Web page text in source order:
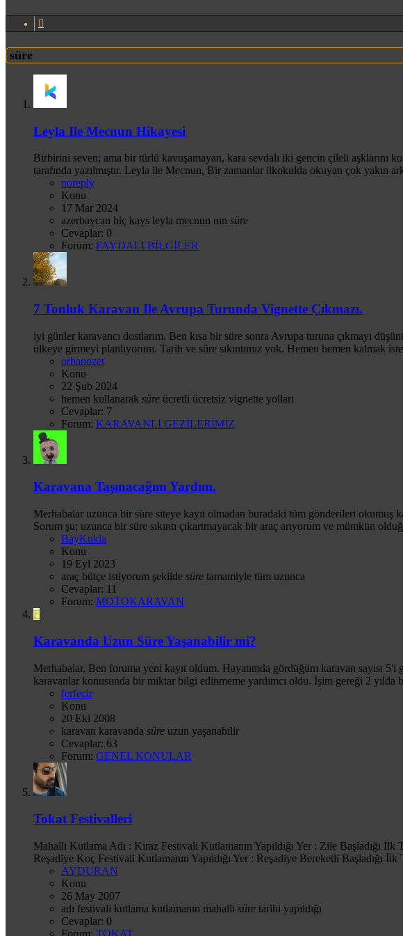
süre
Leyla Ile Mecnun Hikayesi
Birbirini seven; ama bir türlü kavuşamayan, kara sevdalı iki gencin çileli aşklarını
tarafında yazılmıştır. Leyla ile Mecnun, Bir zamanlar ilkokulda okuyan çok yakın
noreply
Konu
17 Mar 2024
azerbaycan hiç kays leyla mecnun nın süre
Cevaplar: 0
Forum: FAYDALI BİLGİLER
7 Tonluk Karavan Ile Avrupa Turunda Vignette Çıkmazı.
iyi günler karavancı dostlarım. Ben kısa bir süre sonra Avrupa turuna çıkmayı
ülkeye girmeyi planlıyorum. Tarih ve süre sıkıntımız yok. Hemen hemen kalmak
orhanozet
Konu
22 Şub 2024
hemen kullanarak süre ücretli ücretsiz vignette yolları
Cevaplar: 7
Forum: KARAVANLI GEZİLERİMİZ
Karavana Taşınacağım Yardım.
Merhabalar uzunca bir süre siteye kayıt olmadan buradaki tüm gönderileri
Sorum şu; uzunca bir süre sıkıntı çıkartmayacak bir araç arıyorum ve mümkün
BayKukla
Konu
19 Eyl 2023
araç bütçe istiyorum şekilde süre tamamiyle tüm uzunca
Cevaplar: 11
Forum: MOTOKARAVAN
F
Karavanda Uzun Süre Yaşanabilir mi?
Merhabalar, Ben foruma yeni kayıt oldum. Hayatımda gördüğüm karavan sayısı
karavanlar konusunda bir miktar bilgi edinmeme yardımcı oldu. İşim gereği 2 yılda
ferfecir
Konu
20 Eki 2008
karavan karavanda süre uzun yaşanabilir
Cevaplar: 63
Forum: GENEL KONULAR
Tokat Festivalleri
Mahalli Kutlama Adı : Kiraz Festivali Kutlamanın Yapıldığı Yer : Zile Başladığı
Reşadiye Koç Festivali Kutlamanın Yapıldığı Yer : Reşadiye Bereketli Başladığı İlk
AYDURAN
Konu
26 May 2007
adı festivali kutlama kutlamanın mahalli süre tarihi yapıldığı
Cevaplar: 0
Forum: TOKAT